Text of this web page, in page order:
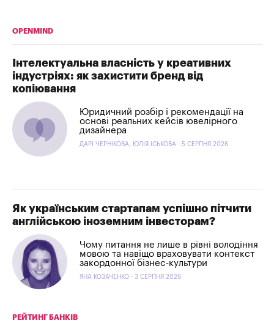
OPENMIND
Інтелектуальна власність у креативних
індустріях: як захистити бренд від
копіювання
Юридичний розбір і рекомендації на
основі реальних кейсів ювелірного
дизайнера
ДАРІ ЧЕРНІКОВА, ЮЛІЯ ІСЬКОВА - 5 СЕРПНЯ 2026
Як українським стартапам успішно пітчити
англійською іноземним інвесторам?
Чому питання не лише в рівні володіння
мовою та навіщо враховувати контекст
закордонної бізнес-культури
ЯНА КОЗАЧЕНКО - 3 СЕРПНЯ 2026
РЕЙТИНГ БАНКІВ